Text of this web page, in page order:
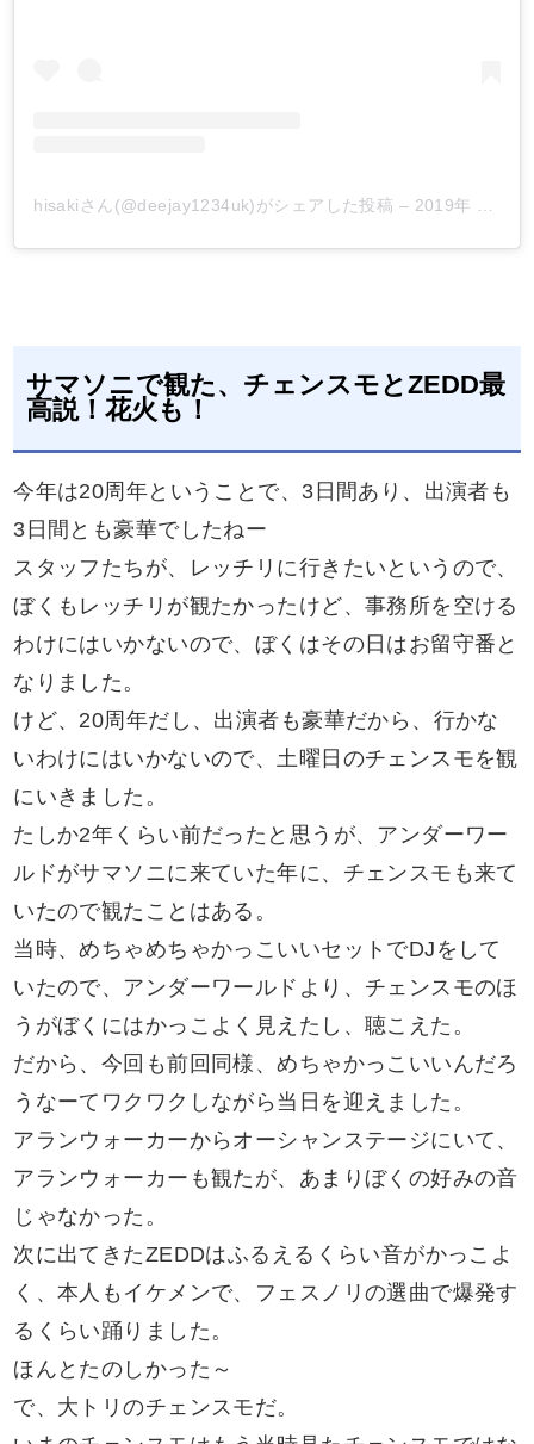
hisakiさん(@deejay1234uk)がシェアした投稿 – 2019年 8月月11日午前8時18分PDT
サマソニで観た、チェンスモとZEDD最
高説！花火も！
今年は20周年ということで、3日間あり、出演者も
3日間とも豪華でしたねー
スタッフたちが、レッチリに行きたいというので、
ぼくもレッチリが観たかったけど、事務所を空ける
わけにはいかないので、ぼくはその日はお留守番と
なりました。
けど、20周年だし、出演者も豪華だから、行かな
いわけにはいかないので、土曜日のチェンスモを観
にいきました。
たしか2年くらい前だったと思うが、アンダーワー
ルドがサマソニに来ていた年に、チェンスモも来て
いたので観たことはある。
当時、めちゃめちゃかっこいいセットでDJをして
いたので、アンダーワールドより、チェンスモのほ
うがぼくにはかっこよく見えたし、聴こえた。
だから、今回も前回同様、めちゃかっこいいんだろ
うなーてワクワクしながら当日を迎えました。
アランウォーカーからオーシャンステージにいて、
アランウォーカーも観たが、あまりぼくの好みの音
じゃなかった。
次に出てきたZEDDはふるえるくらい音がかっこよ
く、本人もイケメンで、フェスノリの選曲で爆発す
るくらい踊りました。
ほんとたのしかった～
で、大トリのチェンスモだ。